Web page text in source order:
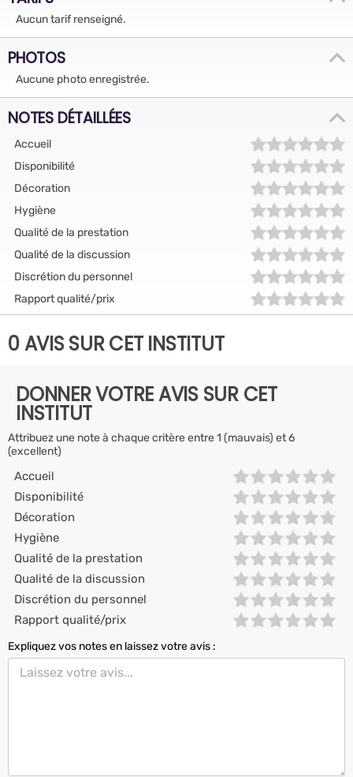
Aucun tarif renseigné.
PHOTOS
Aucune photo enregistrée.
NOTES DÉTAILLÉES
Accueil
Disponibilité
Décoration
Hygiène
Qualité de la prestation
Qualité de la discussion
Discrétion du personnel
Rapport qualité/prix
0 AVIS SUR CET INSTITUT
DONNER VOTRE AVIS SUR CET
INSTITUT
Attribuez une note à chaque critère entre 1 (mauvais) et 6
(excellent)
Accueil
Disponibilité
Décoration
Hygiène
Qualité de la prestation
Qualité de la discussion
Discrétion du personnel
Rapport qualité/prix
Expliquez vos notes en laissez votre avis :